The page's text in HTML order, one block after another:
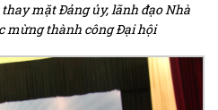
thay mặt Đảng ủy, lãnh đạo Nhà
mừng thành công Đại hội